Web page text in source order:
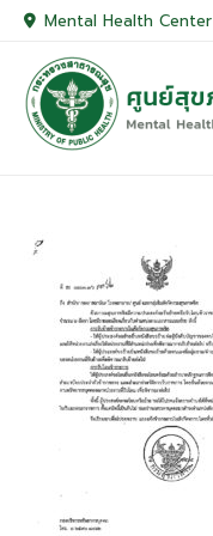
Skip
content
Mental Health Center